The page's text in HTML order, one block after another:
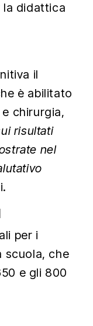
la didattica
il
è abilitato
chirurgia,
risultati
nel
per i
scuola, che
e gli 800